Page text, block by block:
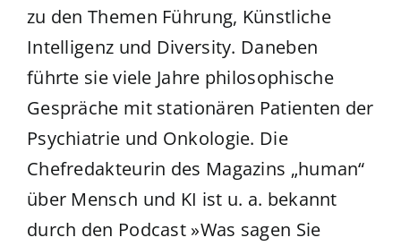
zu den Themen Führung, Künstliche
Intelligenz und Diversity. Daneben
führte sie viele Jahre philosophische
Gespräche mit stationären Patienten der
Psychiatrie und Onkologie. Die
Chefredakteurin des Magazins „human“
über Mensch und KI ist u. a. bekannt
durch den Podcast »Was sagen Sie